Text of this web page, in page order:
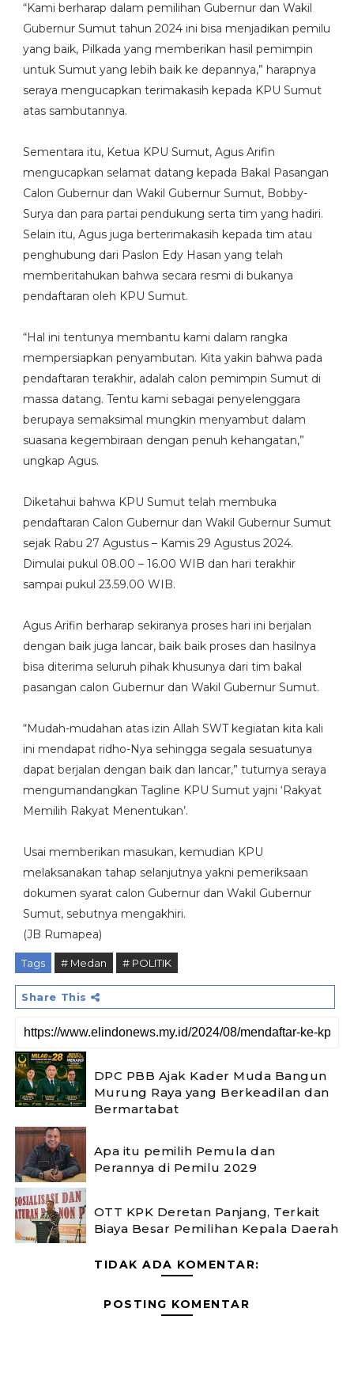
“Kami berharap dalam pemilihan Gubernur dan Wakil
Gubernur Sumut tahun 2024 ini bisa menjadikan pemilu
yang baik, Pilkada yang memberikan hasil pemimpin
untuk Sumut yang lebih baik ke depannya,” harapnya
seraya mengucapkan terimakasih kepada KPU Sumut
atas sambutannya.
Sementara itu, Ketua KPU Sumut, Agus Arifin
mengucapkan selamat datang kepada Bakal Pasangan
Calon Gubernur dan Wakil Gubernur Sumut, Bobby-
Surya dan para partai pendukung serta tim yang hadiri.
Selain itu, Agus juga berterimakasih kepada tim atau
penghubung dari Paslon Edy Hasan yang telah
memberitahukan bahwa secara resmi di bukanya
pendaftaran oleh KPU Sumut.
“Hal ini tentunya membantu kami dalam rangka
mempersiapkan penyambutan. Kita yakin bahwa pada
pendaftaran terakhir, adalah calon pemimpin Sumut di
massa datang. Tentu kami sebagai penyelenggara
berupaya semaksimal mungkin menyambut dalam
suasana kegembiraan dengan penuh kehangatan,”
ungkap Agus.
Diketahui bahwa KPU Sumut telah membuka
pendaftaran Calon Gubernur dan Wakil Gubernur Sumut
sejak Rabu 27 Agustus – Kamis 29 Agustus 2024.
Dimulai pukul 08.00 – 16.00 WIB dan hari terakhir
sampai pukul 23.59.00 WIB.
Agus Arifin berharap sekiranya proses hari ini berjalan
dengan baik juga lancar, baik baik proses dan hasilnya
bisa diterima seluruh pihak khusunya dari tim bakal
pasangan calon Gubernur dan Wakil Gubernur Sumut.
“Mudah-mudahan atas izin Allah SWT kegiatan kita kali
ini mendapat ridho-Nya sehingga segala sesuatunya
dapat berjalan dengan baik dan lancar,” tuturnya seraya
mengumandangkan Tagline KPU Sumut yajni ‘Rakyat
Memilih Rakyat Menentukan’.
Usai memberikan masukan, kemudian KPU
melaksanakan tahap selanjutnya yakni pemeriksaan
dokumen syarat calon Gubernur dan Wakil Gubernur
Sumut, sebutnya mengakhiri.
(JB Rumapea)
Tags # Medan # POLITIK
Share This
DPC PBB Ajak Kader Muda Bangun
Murung Raya yang Berkeadilan dan
Bermartabat
Apa itu pemilih Pemula dan
Perannya di Pemilu 2029
OTT KPK Deretan Panjang, Terkait
Biaya Besar Pemilihan Kepala Daerah
TIDAK ADA KOMENTAR:
POSTING KOMENTAR